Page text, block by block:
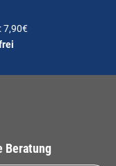
7,90€
Beratung